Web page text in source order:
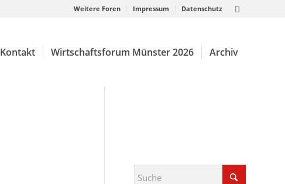
Weitere Foren Impressum Datenschutz
Kontakt Wirtschaftsforum Münster 2026 Archiv